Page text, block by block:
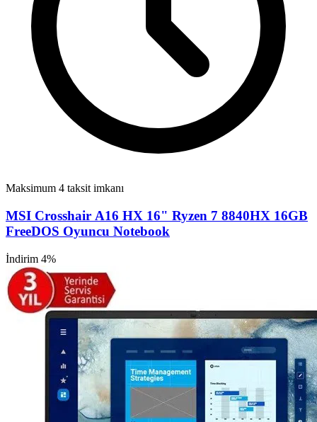
Maksimum 4 taksit imkanı
MSI Crosshair A16 HX 16" Ryzen 7 8840HX 16GB
FreeDOS Oyuncu Notebook
İndirim 4%